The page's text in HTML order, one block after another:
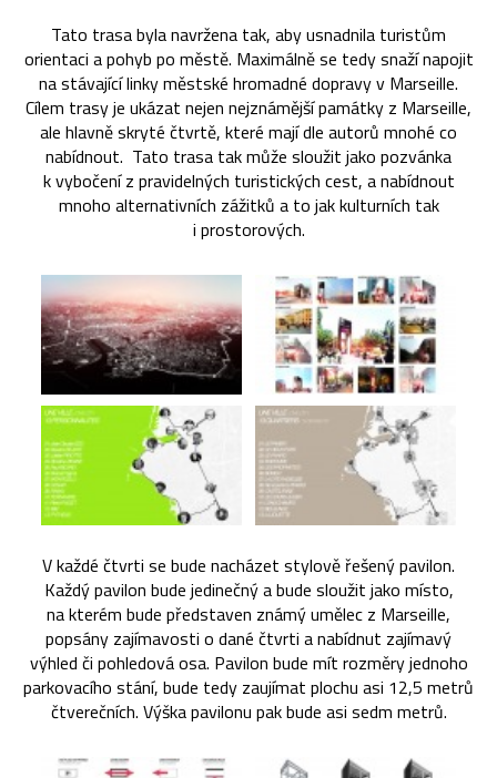
Tato trasa byla navržena tak, aby usnadnila turistům
orientaci a pohyb po městě. Maximálně se tedy snaží napojit
na stávající linky městské hromadné dopravy v Marseille.
Cílem trasy je ukázat nejen nejznámější památky z Marseille,
ale hlavně skryté čtvrtě, které mají dle autorů mnohé co
nabídnout. Tato trasa tak může sloužit jako pozvánka
k vybočení z pravidelných turistických cest, a nabídnout
mnoho alternativních zážitků a to jak kulturních tak
i prostorových.
V každé čtvrti se bude nacházet stylově řešený pavilon.
Každý pavilon bude jedinečný a bude sloužit jako místo,
na kterém bude představen známý umělec z Marseille,
popsány zajímavosti o dané čtvrti a nabídnut zajímavý
výhled či pohledová osa. Pavilon bude mít rozměry jednoho
parkovacího stání, bude tedy zaujímat plochu asi 12,5 metrů
čtverečních. Výška pavilonu pak bude asi sedm metrů.